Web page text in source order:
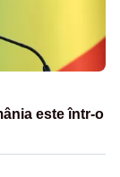
este într-o